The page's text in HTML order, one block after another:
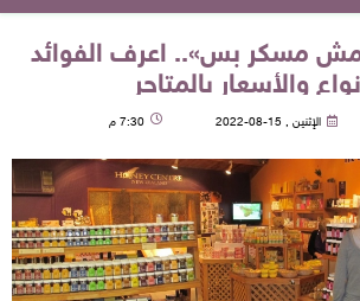
مسكر بس».. اعرف الفوائد
والأسعار بالمتاجر
الإثنين , 15-08-2022 7:30 م